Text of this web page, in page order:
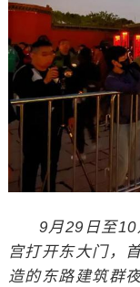
9月29日至
宫打开东大门，
造的东路建筑群